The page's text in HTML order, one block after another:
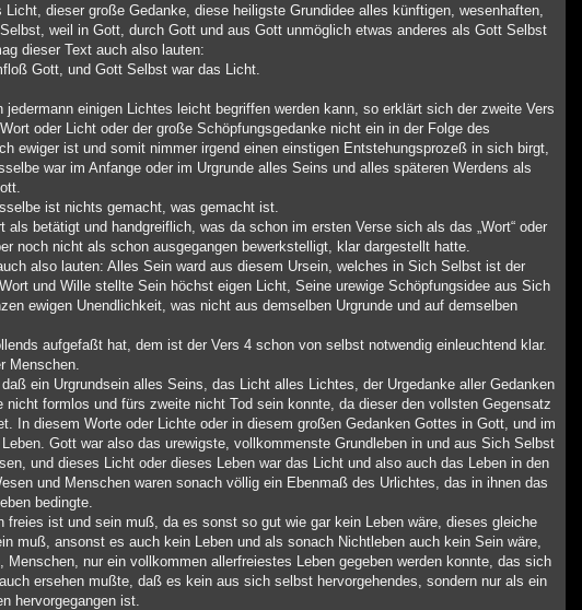
dieser große Gedanke, diese heiligste Grundidee alles künftigen, wesenhaften,
weil in Gott, durch Gott und aus Gott unmöglich etwas anderes als Gott Selbst
dieser Text auch also lauten:
Gott, und Gott Selbst war das Licht.
einigen Lichtes leicht begriffen werden kann, so erklärt sich der zweite Vers
oder Licht oder der große Schöpfungsgedanke nicht ein in der Folge des
ewiger ist und somit nimmer irgend einen einstigen Entstehungsprozeß in sich birgt,
war im Anfange oder im Urgrunde alles Seins und alles späteren Werdens als
ist nichts gemacht, was gemacht ist.
betätigt und handgreiflich, was da schon im ersten Verse sich als das „Wort“ oder
noch nicht als schon ausgegangen bewerkstelligt, klar dargestellt hatte.
also lauten: Alles Sein ward aus diesem Ursein, welches in Sich Selbst ist der
und Wille stellte Sein höchst eigen Licht, Seine urewige Schöpfungsidee aus Sich
ewigen Unendlichkeit, was nicht aus demselben Urgrunde und auf demselben
aufgefaßt hat, dem ist der Vers 4 schon von selbst notwendig einleuchtend klar.
Menschen.
ein Urgrundsein alles Seins, das Licht alles Lichtes, der Urgedanke aller Gedanken
formlos und fürs zweite nicht Tod sein konnte, da dieser den vollsten Gegensatz
In diesem Worte oder Lichte oder in diesem großen Gedanken Gottes in Gott, und im
Gott war also das urewigste, vollkommenste Grundleben in und aus Sich Selbst
und dieses Licht oder dieses Leben war das Licht und also auch das Leben in den
und Menschen waren sonach völlig ein Ebenmaß des Urlichtes, das in ihnen das
bedingte.
ist und sein muß, da es sonst so gut wie gar kein Leben wäre, dieses gleiche
muß, ansonst es auch kein Leben und als sonach Nichtleben auch kein Sein wäre,
nur ein vollkommen allerfreiestes Leben gegeben werden konnte, das sich
ersehen mußte, daß es kein aus sich selbst hervorgehendes, sondern nur als ein
hervorgegangen ist.